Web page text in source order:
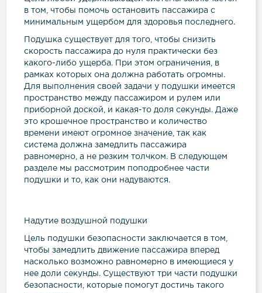
в том, чтобы помочь остановить пассажира с
минимальным ущербом для здоровья последнего.
Подушка существует для того, чтобы снизить
скорость пассажира до нуля практически без
какого-либо ущерба. При этом ограничения, в
рамках которых она должна работать огромны.
Для выполнения своей задачи у подушки имеется
пространство между пассажиром и рулем или
приборной доской, и какая-то доля секунды. Даже
это крошечное пространство и количество
времени имеют огромное значение, так как
система должна замедлить пассажира
равномерно, а не резким толчком. В следующем
разделе мы рассмотрим поподробнее части
подушки и то, как они надуваются.
Надутие воздушной подушки
Цель подушки безопасности заключается в том,
чтобы замедлить движение пассажира вперед
насколько возможно равномерно в имеющиеся у
нее доли секунды. Существуют три части подушки
безопасности, которые помогут достичь такого